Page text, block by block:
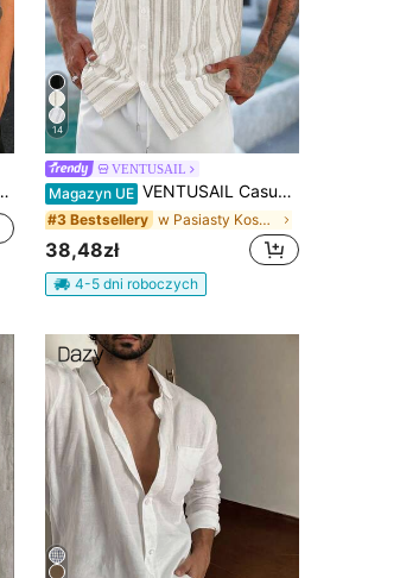
14
VENTUSAIL
Magazyn UE VENTUSAIL Casualowa letnia koszula slim fit z krótkim rękawem, regularne ramiona, w paski, z guzikami z przodu, wakacyjna
#3 Bestsellery w Pasiasty Koszule męskie
38,48zł
4-5 dni roboczych